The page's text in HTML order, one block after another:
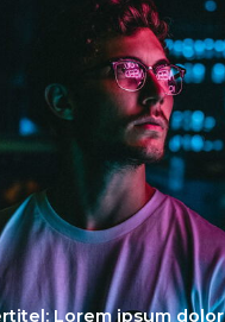
Lorem ipsum dolor